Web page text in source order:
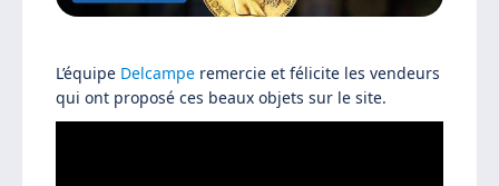
L’équipe Delcampe remercie et félicite les vendeurs
qui ont proposé ces beaux objets sur le site.